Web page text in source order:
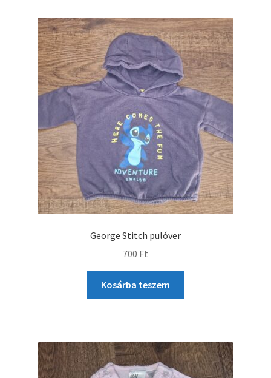
George Stitch pulóver
700 Ft
Kosárba teszem